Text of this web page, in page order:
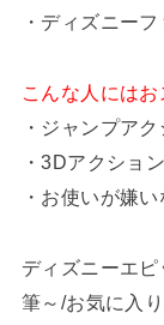
・ディズニーフ
こんな人にはお
・ジャンプア
・3Dアクショ
・お使いが嫌い
ディズニーエ
筆～/お気に入